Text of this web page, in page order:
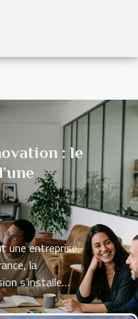
: le
une entreprise,
la
s’installe
par une